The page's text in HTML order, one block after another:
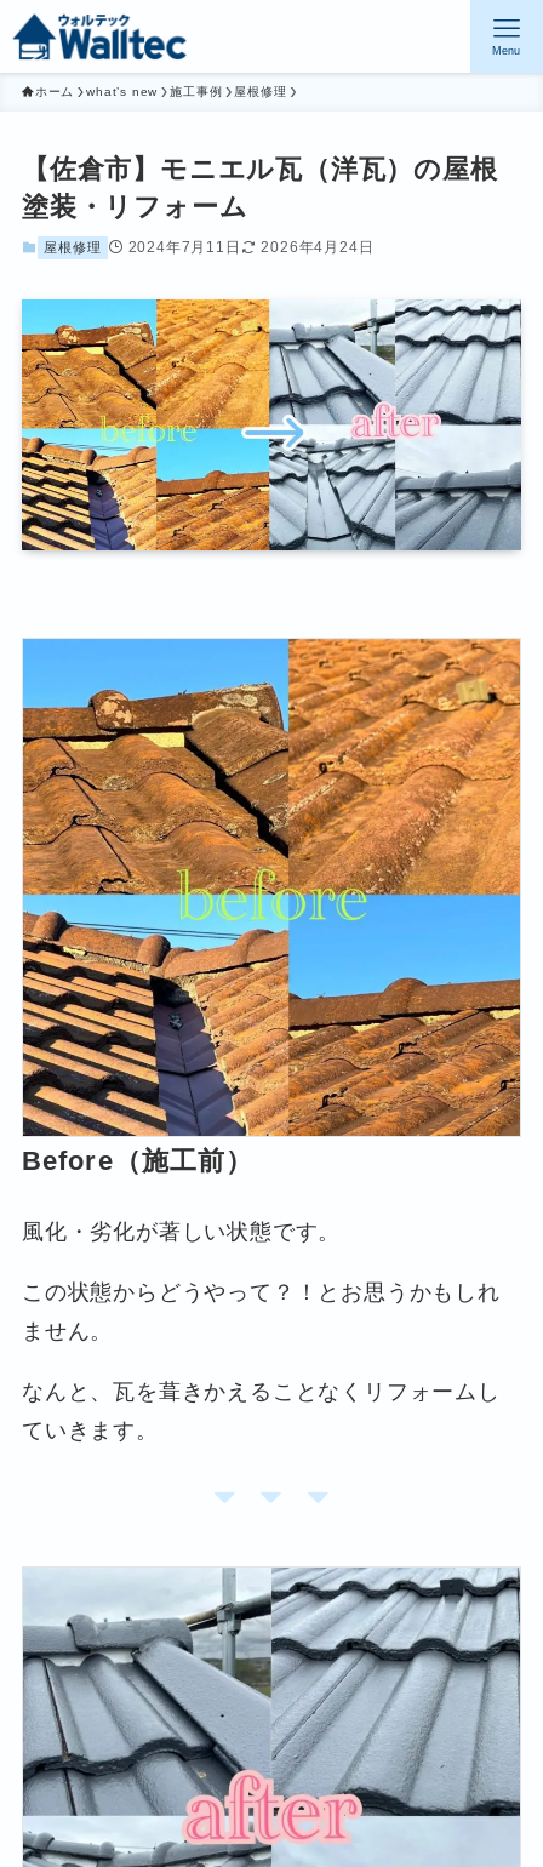
Menu
ホーム what’s new 施工事例 屋根修理
【佐倉市】モニエル瓦（洋瓦）の屋根
塗装・リフォーム
屋根修理 2024年7月11日 2026年4月24日
Before（施工前）
風化・劣化が著しい状態です。
この状態からどうやって？！とお思うかもしれ
ません。
なんと、瓦を葺きかえることなくリフォームし
ていきます。